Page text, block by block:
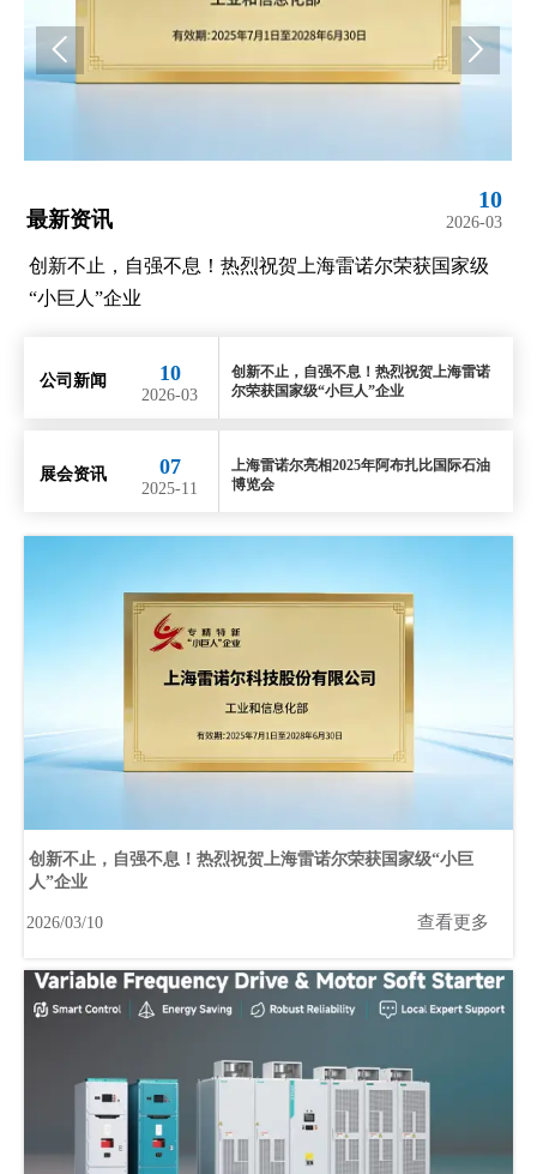
2026-03
荣获国家级 上海雷诺尔亮相2025年阿布扎比国际石油博览
 
公司新闻 10
2026-03
创新不止，自强不息！热烈祝贺上海雷诺
尔荣获国家级“小巨人”企业
展会资讯 07
2025-11
上海雷诺尔亮相2025年阿布扎比国际石油
博览会
创新不止，自强不息！热烈祝贺上海雷诺尔荣获国家级“小巨
人”企业
2026/03/10 查看更多